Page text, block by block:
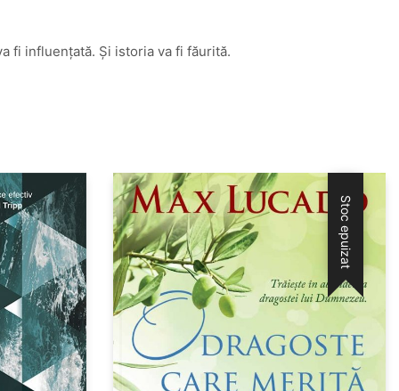
fi influenţată. Şi istoria va fi făurită.
Stoc epuizat